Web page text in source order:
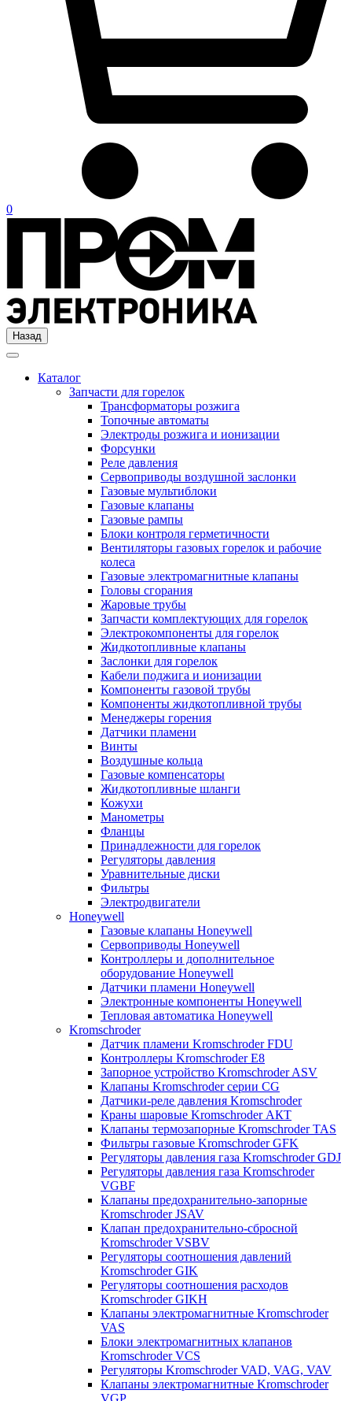
0
Назад
Каталог
Запчасти для горелок
Трансформаторы розжига
Топочные автоматы
Электроды розжига и ионизации
Форсунки
Реле давления
Сервоприводы воздушной заслонки
Газовые мультиблоки
Газовые клапаны
Газовые рампы
Блоки контроля герметичности
Вентиляторы газовых горелок и рабочие
колеса
Газовые электромагнитные клапаны
Головы сгорания
Жаровые трубы
Запчасти комплектующих для горелок
Электрокомпоненты для горелок
Жидкотопливные клапаны
Заслонки для горелок
Кабели поджига и ионизации
Компоненты газовой трубы
Компоненты жидкотопливной трубы
Менеджеры горения
Датчики пламени
Винты
Воздушные кольца
Газовые компенсаторы
Жидкотопливные шланги
Кожухи
Манометры
Фланцы
Принадлежности для горелок
Регуляторы давления
Уравнительные диски
Фильтры
Электродвигатели
Honeywell
Газовые клапаны Honeywell
Сервоприводы Honeywell
Контроллеры и дополнительное
оборудование Honeywell
Датчики пламени Honeywell
Электронные компоненты Honeywell
Тепловая автоматика Honeywell
Kromschroder
Датчик пламени Kromschroder FDU
Контроллеры Kromschroder E8
Запорное устройство Kromschroder ASV
Клапаны Kromschroder серии CG
Датчики-реле давления Kromschroder
Краны шаровые Kromschroder АКТ
Клапаны термозапорные Kromschroder TAS
Фильтры газовые Kromschroder GFK
Регуляторы давления газа Kromschroder GDJ
Регуляторы давления газа Kromschroder
VGBF
Клапаны предохранительно-запорные
Kromschroder JSAV
Клапан предохранительно-сбросной
Kromschroder VSBV
Регуляторы соотношения давлений
Kromschroder GIK
Регуляторы соотношения расходов
Kromschroder GIKH
Клапаны электромагнитные Kromschroder
VAS
Блоки электромагнитных клапанов
Kromschroder VCS
Регуляторы Kromschroder VAD, VAG, VAV
Клапаны электромагнитные Kromschroder
VGP